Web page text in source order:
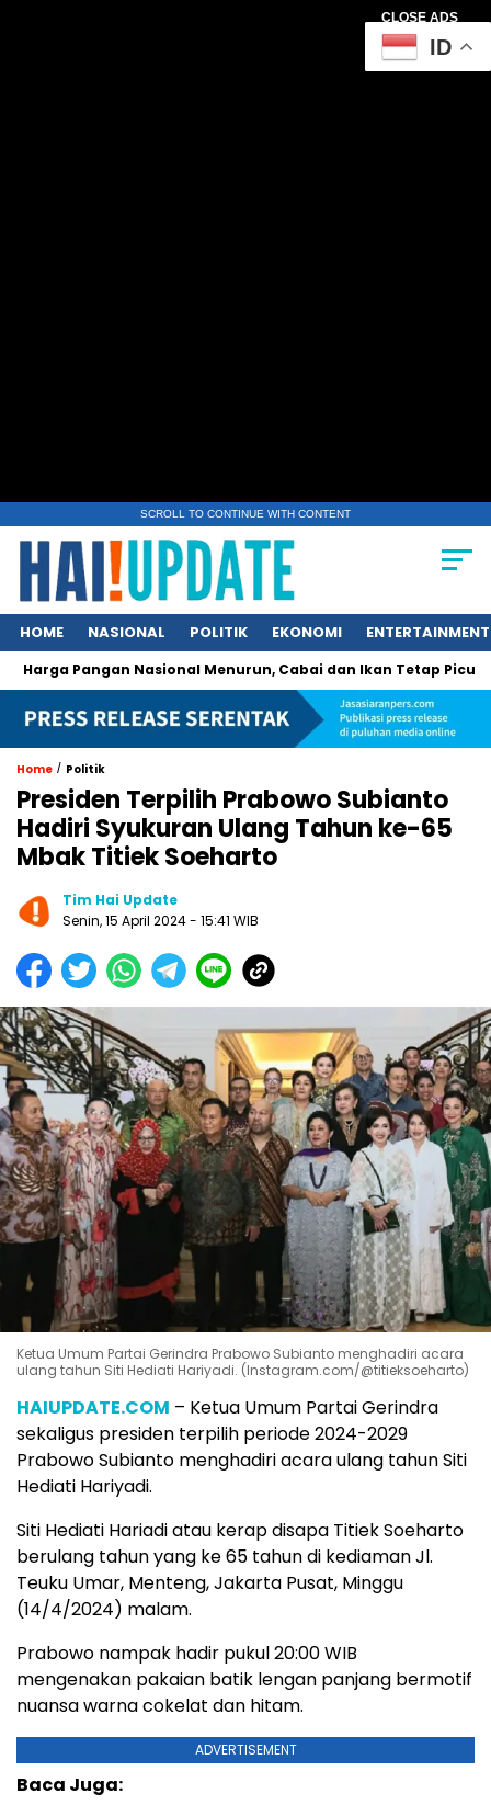
CLOSE ADS
SCROLL TO CONTINUE WITH CONTENT
HOME NASIONAL POLITIK EKONOMI ENTERTAINMENT
Nasional Menurun, Cabai dan Ikan Tetap Picu
Home / Politik
Presiden Terpilih Prabowo Subianto
Hadiri Syukuran Ulang Tahun ke-65
Mbak Titiek Soeharto
Tim Hai Update
Senin, 15 April 2024 - 15:41 WIB
Ketua Umum Partai Gerindra Prabowo Subianto menghadiri acara
ulang tahun Siti Hediati Hariyadi. (Instagram.com/@titieksoeharto)
HAIUPDATE.COM – Ketua Umum Partai Gerindra
sekaligus presiden terpilih periode 2024-2029
Prabowo Subianto menghadiri acara ulang tahun Siti
Hediati Hariyadi.
Siti Hediati Hariadi atau kerap disapa Titiek Soeharto
berulang tahun yang ke 65 tahun di kediaman Jl.
Teuku Umar, Menteng, Jakarta Pusat, Minggu
(14/4/2024) malam.
Prabowo nampak hadir pukul 20:00 WIB
mengenakan pakaian batik lengan panjang bermotif
nuansa warna cokelat dan hitam.
ADVERTISEMENT
Baca Juga:
ID